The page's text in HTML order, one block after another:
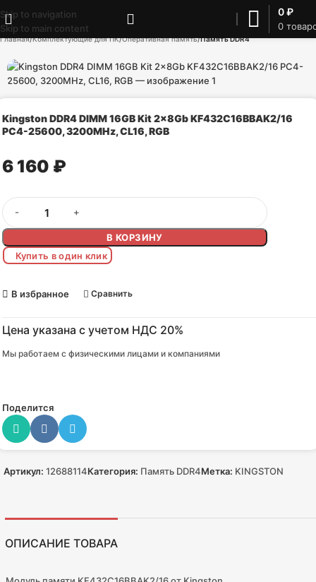
Skip to navigation
Skip to main content
0
0₽
Главная Комплектующие для ПК Оперативная память Память DDR4
Kingston DDR4 DIMM 16GB Kit 2x8Gb KF432C16BBAK2/16
PC4-25600, 3200MHz, CL16, RGB
6 160 ₽
В КОРЗИНУ
Купить в один клик
В избранное Сравнить
Цена указана с учетом НДС 20%
Мы работаем с физическими лицами и компаниями
Поделится
Артикул: 12688114Категория: Память DDR4Метка: KINGSTON
ОПИСАНИЕ ТОВАРА